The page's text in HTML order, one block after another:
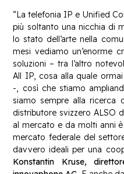
“La telefonia IP e Unified
più soltanto una nicchia di
lo stato dell’arte nella
mesi vediamo un’enorme
soluzioni – tra l’altro
All IP, cosa alla quale
-, così che stiamo
siamo sempre alla ricerca
distributore svizzero ALSO
al mercato e da molti anni
mercato federale del
davvero ideali per una
Konstantin Kruse,